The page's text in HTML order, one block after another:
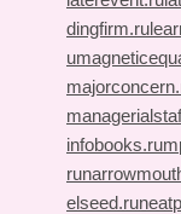
dingfirm.ru
u
infobooks.ru
ru
elseed.ru